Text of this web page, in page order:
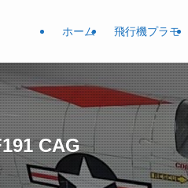
ホーム 飛行機プラモ
CAG